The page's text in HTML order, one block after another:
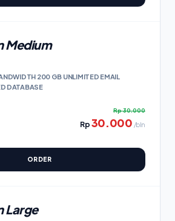
Medium
200 GB UNLIMITED EMAIL
DATABASE
Rp30.000
Rp 30.000 /bln
ORDER
Large